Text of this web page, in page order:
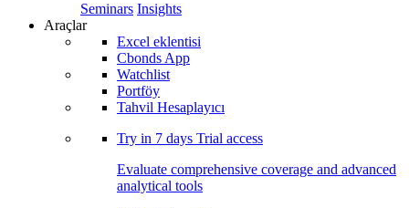
Seminars Insights
Araçlar
Excel eklentisi
Cbonds App
Watchlist
Portföy
Tahvil Hesaplayıcı
Try in 7 days Trial access
Evaluate comprehensive coverage and advanced
analytical tools